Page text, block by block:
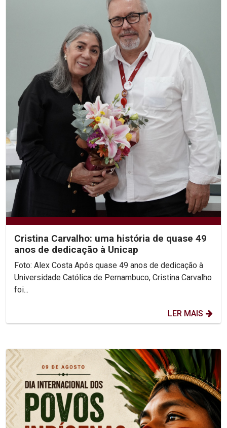
Cristina Carvalho: uma história de quase 49
anos de dedicação à Unicap
Foto: Alex Costa Após quase 49 anos de dedicação à
Universidade Católica de Pernambuco, Cristina Carvalho
foi...
LER MAIS